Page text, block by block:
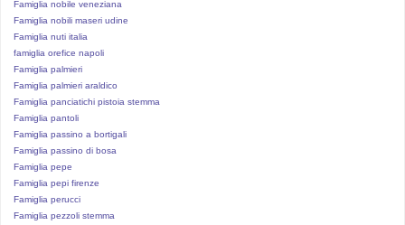
Famiglia nobile veneziana
Famiglia nobili maseri udine
Famiglia nuti italia
famiglia orefice napoli
Famiglia palmieri
Famiglia palmieri araldico
Famiglia panciatichi pistoia stemma
Famiglia pantoli
Famiglia passino a bortigali
Famiglia passino di bosa
Famiglia pepe
Famiglia pepi firenze
Famiglia perucci
Famiglia pezzoli stemma